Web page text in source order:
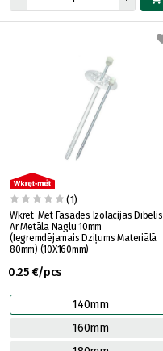
(1)
Wkret-Met Fasādes Izolācijas Dībelis
Ar Metāla Naglu 10mm
(Iegremdējamais Dziļums Materiālā
80mm) (10X160mm)
0.25 €/pcs
140mm
160mm